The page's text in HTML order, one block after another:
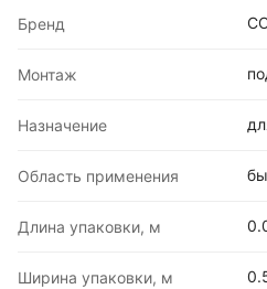
Бренд
Монтаж
Назначение
Область применения
Длина упаковки, м
Ширина упаковки, м